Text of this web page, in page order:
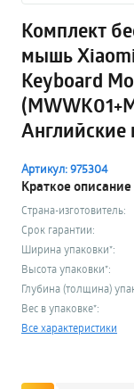
Комплект
мышь
Keyboard
Английские
Артикул: 975304
Краткое описание
Страна-изготовитель:
Срок гарантии:
Ширина упаковки*:
Высота упаковки*:
Глубина (толщина)
Вес в упаковке*:
Все характеристики